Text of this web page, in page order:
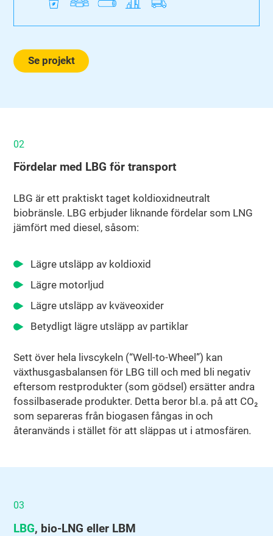
Se projekt
02
Fördelar med LBG för transport
LBG är ett praktiskt taget koldioxidneutralt
biobränsle. LBG erbjuder liknande fördelar som LNG
jämfört med diesel, såsom:
Lägre utsläpp av koldioxid
Lägre motorljud
Lägre utsläpp av kväveoxider
Betydligt lägre utsläpp av partiklar
Sett över hela livscykeln (“Well-to-Wheel”) kan
växthusgasbalansen för LBG till och med bli negativ
eftersom restprodukter (som gödsel) ersätter andra
fossilbaserade produkter. Detta beror bl.a. på att CO₂
som separeras från biogasen fångas in och
återanvänds i stället för att släppas ut i atmosfären.
03
LBG, bio‑LNG eller LBM